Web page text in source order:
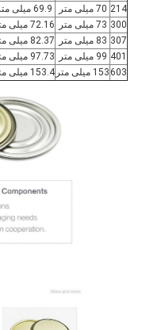
214 70 میلی متر
69.9 میلی متر
300 73 میلی متر
72.16 میلی متر
307 83 میلی متر
82.37 میلی متر
401 99 میلی متر
97.73 میلی متر
603153 میلی متر 153.4 میلی متر